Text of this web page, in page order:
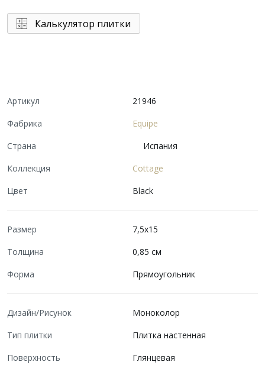
Калькулятор плитки
Артикул
21946
Фабрика
Equipe
Страна
Испания
Коллекция
Cottage
Цвет
Black
Размер
7,5x15
Толщина
0,85 см
Форма
Прямоугольник
Дизайн/Рисунок
Моноколор
Тип плитки
Плитка настенная
Поверхность
Глянцевая